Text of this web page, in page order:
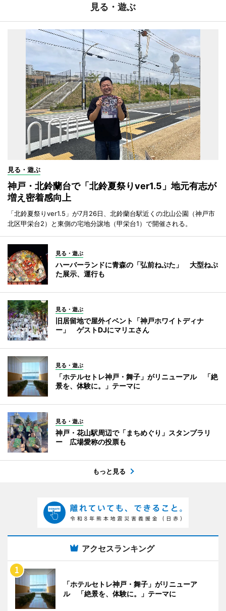
見る・遊ぶ
見る・遊ぶ
神戸・北鈴蘭台で「北鈴夏祭りver1.5」地元有志が
増え密着感向上
「北鈴夏祭りver1.5」が7月26日、北鈴蘭台駅近くの北山公園（神戸市
北区甲栄台2）と東側の宅地分譲地（甲栄台1）で開催される。
見る・遊ぶ
ハーバーランドに青森の「弘前ねぷた」 大型ねぷ
た展示、運行も
見る・遊ぶ
旧居留地で屋外イベント「神戸ホワイトディナ
ー」 ゲストDJにマリエさん
見る・遊ぶ
「ホテルセトレ神戸・舞子」がリニューアル 「絶
景を、体験に。」テーマに
見る・遊ぶ
神戸・花山駅周辺で「まちめぐり」スタンプラリ
ー 広場愛称の投票も
もっと見る
アクセスランキング
「ホテルセトレ神戸・舞子」がリニューア
ル 「絶景を、体験に。」テーマに